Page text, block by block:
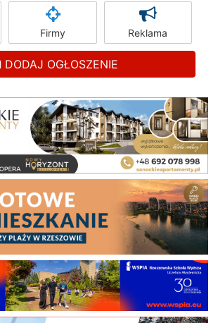
Firmy Reklama
DODAJ OGŁOSZENIE